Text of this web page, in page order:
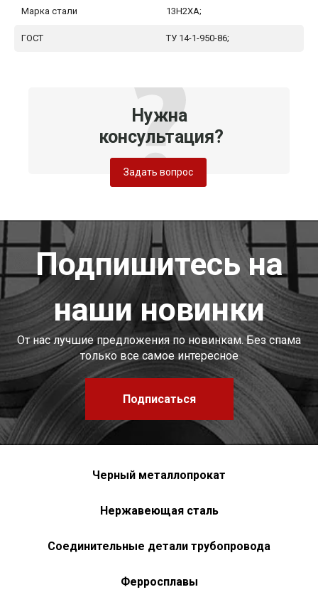
Марка стали 13Н2ХА;
ГОСТ ТУ 14-1-950-86;
Нужна
консультация?
Задать вопрос
Подпишитесь на
наши новинки
От нас лучшие предложения по новинкам. Без спама
только все самое интересное
Подписаться
Черный металлопрокат
Нержавеющая сталь
Соединительные детали трубопровода
Ферросплавы